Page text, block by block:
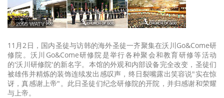
ⓒ 2005 WATV
11月2日，国内圣徒与访韩的海外圣徒一齐聚集在沃川Go&Come研
修院。沃川Go&Come研修院是举行各种聚会和教育研修等活动
的'沃川研修院'的新名字。本馆的外观和内部设备完全改变，圣徒们
被雄伟并精炼的装饰连续发出感叹声，终日裂嘴露出笑容说"实在惊
讶，真感谢上帝"。此日圣徒们纪念研修院的开院，并归感谢和荣耀
与上帝。